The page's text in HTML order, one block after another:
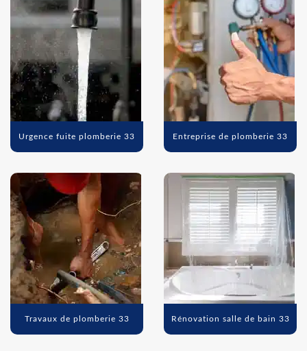
Urgence fuite plomberie 33 Entreprise de plomberie 33
Travaux de plomberie 33 Rénovation salle de bain 33